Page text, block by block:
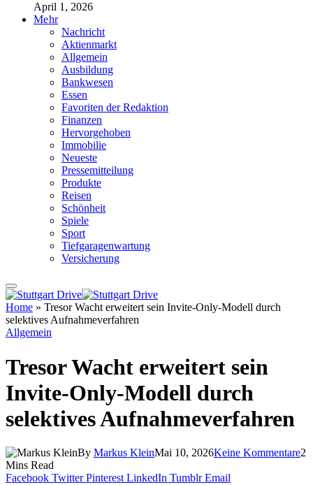
April 1, 2026
Mehr
Nachricht
Aktienmarkt
Allgemein
Ausbildung
Bankwesen
Essen
Favoriten der Redaktion
Finanzen
Hervorgehoben
Immobilie
Neueste
Pressemitteilung
Produkte
Reisen
Schönheit
Spiele
Sport
Tiefgaragenwartung
Versicherung
Home » Tresor Wacht erweitert sein Invite-Only-Modell durch
selektives Aufnahmeverfahren
Allgemein
Tresor Wacht erweitert sein
Invite-Only-Modell durch
selektives Aufnahmeverfahren
By Markus KleinMai 10, 2026Keine Kommentare2
Mins Read
Facebook Twitter Pinterest LinkedIn Tumblr Email